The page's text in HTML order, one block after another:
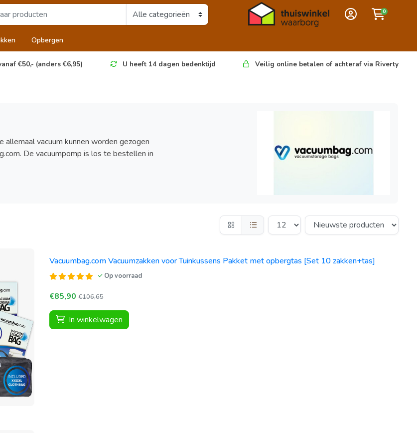
0
Opbergen
€50,- (anders €6,95) U heeft 14 dagen bedenktijd Veilig online betalen of achteraf via Riverty
allemaal vacuum kunnen worden gezogen
De vacuumpomp is los te bestellen in
Vacuumbag.com Vacuumzakken voor Tuinkussens Pakket met opbergtas [Set 10 zakken+tas]
Op voorraad
€85,90€106,65
In winkelwagen